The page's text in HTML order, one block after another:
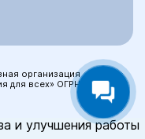
организация
для всех» ОГРН:
и улучшения работы